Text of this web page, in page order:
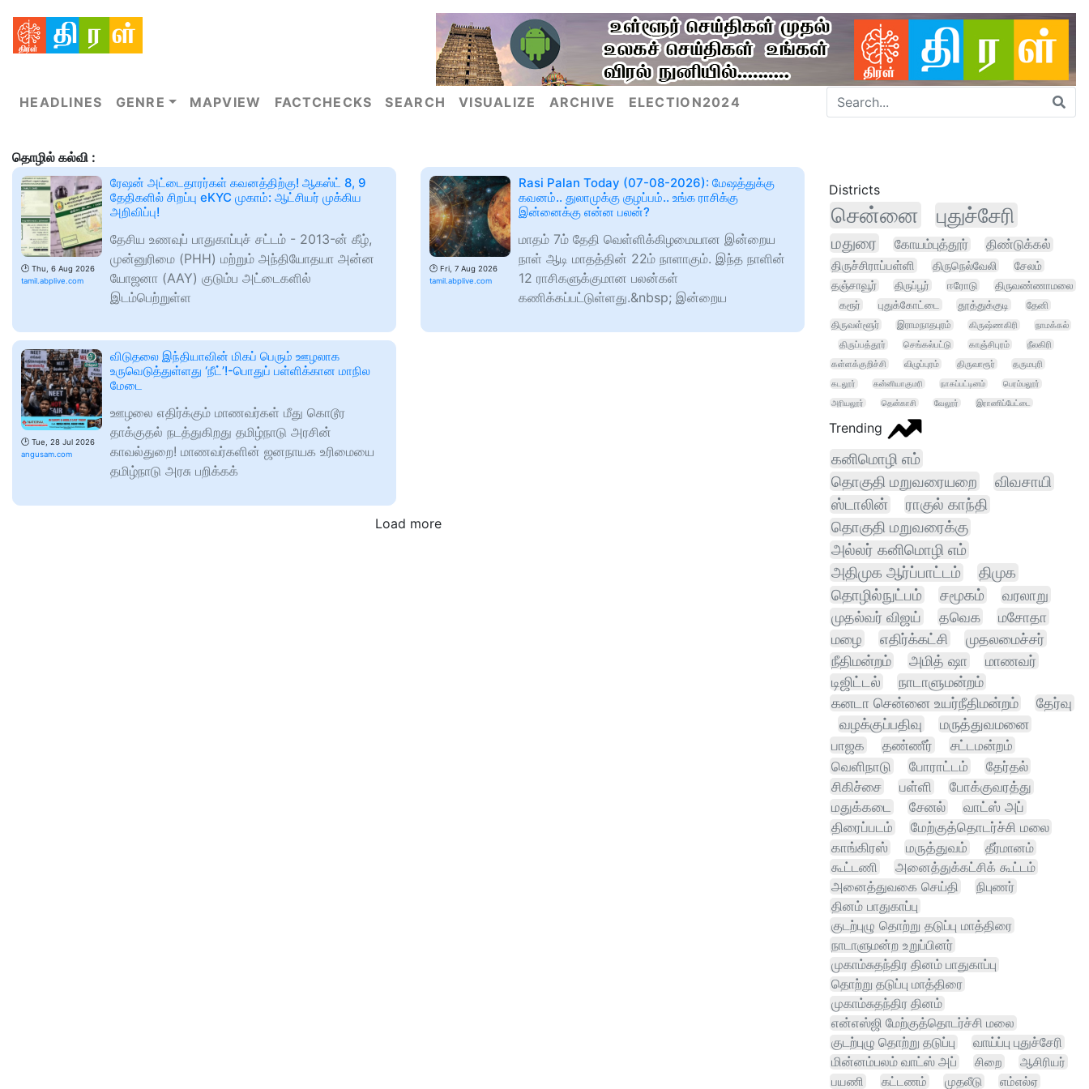
HEADLINES GENRE MAPVIEW FACTCHECKS SEARCH VISUALIZE ARCHIVE ELECTION2024
தொழில் கல்வி :
🕑 Thu, 6 Aug 2026
tamil.abplive.com
ரேஷன் அட்டைதாரர்கள் கவனத்திற்கு! ஆகஸ்ட் 8, 9
தேதிகளில் சிறப்பு eKYC முகாம்: ஆட்சியர் முக்கிய
அறிவிப்பு!
தேசிய உணவுப் பாதுகாப்புச் சட்டம் - 2013-ன் கீழ்,
முன்னுரிமை (PHH) மற்றும் அந்தியோதயா அன்ன
யோஜனா (AAY) குடும்ப அட்டைகளில்
இடம்பெற்றுள்ள
🕑 Fri, 7 Aug 2026
tamil.abplive.com
Rasi Palan Today (07-08-2026): மேஷத்துக்கு
கவனம்.. துலாமுக்கு குழப்பம்.. உங்க ராசிக்கு
இன்னைக்கு என்ன பலன்?
மாதம் 7ம் தேதி வெள்ளிக்கிழமையான இன்றைய
நாள் ஆடி மாதத்தின் 22ம் நாளாகும். இந்த நாளின்
12 ராசிகளுக்குமான பலன்கள்
கணிக்கப்பட்டுள்ளது.&nbsp; இன்றைய
🕑 Tue, 28 Jul 2026
angusam.com
விடுதலை இந்தியாவின் மிகப் பெரும் ஊழலாக
உருவெடுத்துள்ளது ‘நீட்’!-பொதுப் பள்ளிக்கான மாநில
மேடை
ஊழலை எதிர்க்கும் மாணவர்கள் மீது கொடூர
தாக்குதல் நடத்துகிறது தமிழ்நாடு அரசின்
காவல்துறை! மாணவர்களின் ஜனநாயக உரிமையை
தமிழ்நாடு அரசு பறிக்கக்
Load more
Districts
சென்னை புதுச்சேரி
மதுரை கோயம்புத்தூர்
திண்டுக்கல்
திருச்சிராப்பள்ளி
திருநெல்வேலி சேலம்
தஞ்சாவூர் திருப்பூர் ஈரோடு
திருவண்ணாமலை
கரூர்
புதுக்கோட்டை தூத்துக்குடி
தேனி
திருவள்ளூர்
இராமநாதபுரம் கிருஷ்ணகிரி
நாமக்கல்
திருப்பத்தூர்
செங்கல்பட்டு காஞ்சிபுரம்
நீலகிரி
கள்ளக்குறிச்சி
விழுப்புரம் திருவாரூர் தருமபுரி
கடலூர் கன்னியாகுமரி நாகப்பட்டினம் பெரம்பலூர்
அரியலூர் தென்காசி வேலூர் இராணிப்பேட்டை
Trending
கனிமொழி எம்
தொகுதி மறுவரையறை
விவசாயி
ஸ்டாலின்
ராகுல் காந்தி
தொகுதி மறுவரைக்கு
அல்லர் கனிமொழி எம்
அதிமுக ஆர்ப்பாட்டம்
திமுக
தொழில்நுட்பம் சமூகம்
வரலாறு
முதல்வர் விஜய்
தவெக
மசோதா
மழை
எதிர்க்கட்சி முதலமைச்சர்
நீதிமன்றம் அமித் ஷா
மாணவர்
டிஜிட்டல்
நாடாளுமன்றம்
கனடா சென்னை உயர்நீதிமன்றம்
தேர்வு
வழக்குப்பதிவு
மருத்துவமனை
பாஜக
தண்ணீர்
சட்டமன்றம்
வெளிநாடு
போராட்டம்
தேர்தல்
சிகிச்சை
பள்ளி
போக்குவரத்து
மதுக்கடை
சேனல்
வாட்ஸ் அப்
திரைப்படம்
மேற்குத்தொடர்ச்சி மலை
காங்கிரஸ்
மருத்துவம்
தீர்மானம்
கூட்டணி
அனைத்துக்கட்சிக் கூட்டம்
அனைத்துவகை செய்தி
நிபுணர்
தினம் பாதுகாப்பு
குடற்புழு தொற்று தடுப்பு மாத்திரை
நாடாளுமன்ற உறுப்பினர்
முகாம்சுதந்திர தினம் பாதுகாப்பு
தொற்று தடுப்பு மாத்திரை
முகாம்சுதந்திர தினம்
என்எஸ்ஜி மேற்குத்தொடர்ச்சி மலை
குடற்புழு தொற்று தடுப்பு
வாய்ப்பு புதுச்சேரி
மின்னம்பலம் வாட்ஸ் அப்
சிறை
ஆசிரியர்
பயணி
கட்டணம் முதலீடு எம்எல்ஏ